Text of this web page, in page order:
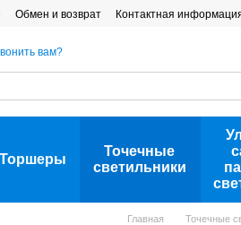
Обмен и возврат Контактная
вам?
Торшеры
Точечные
светильники
Главная Точечные